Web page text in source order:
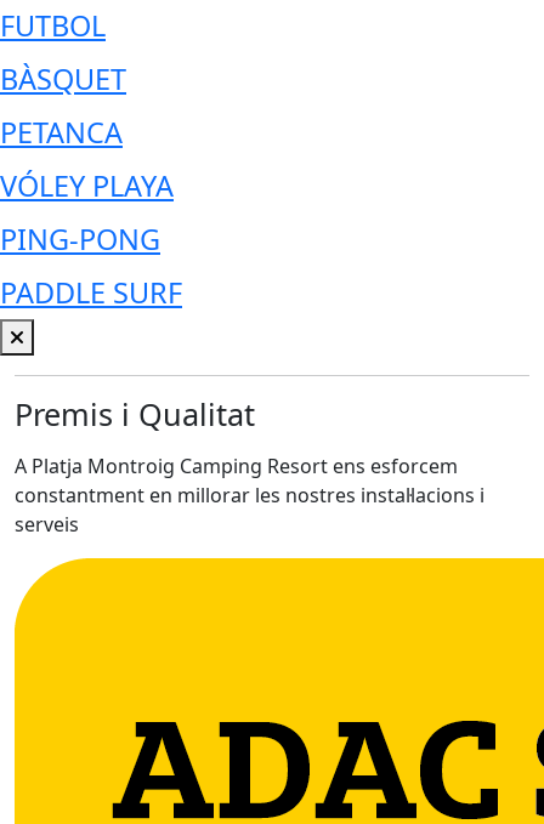
FUTBOL
BÀSQUET
PETANCA
VÓLEY PLAYA
PING-PONG
PADDLE SURF
Premis i Qualitat
A Platja Montroig Camping Resort ens esforcem
constantment en millorar les nostres instal·lacions i
serveis